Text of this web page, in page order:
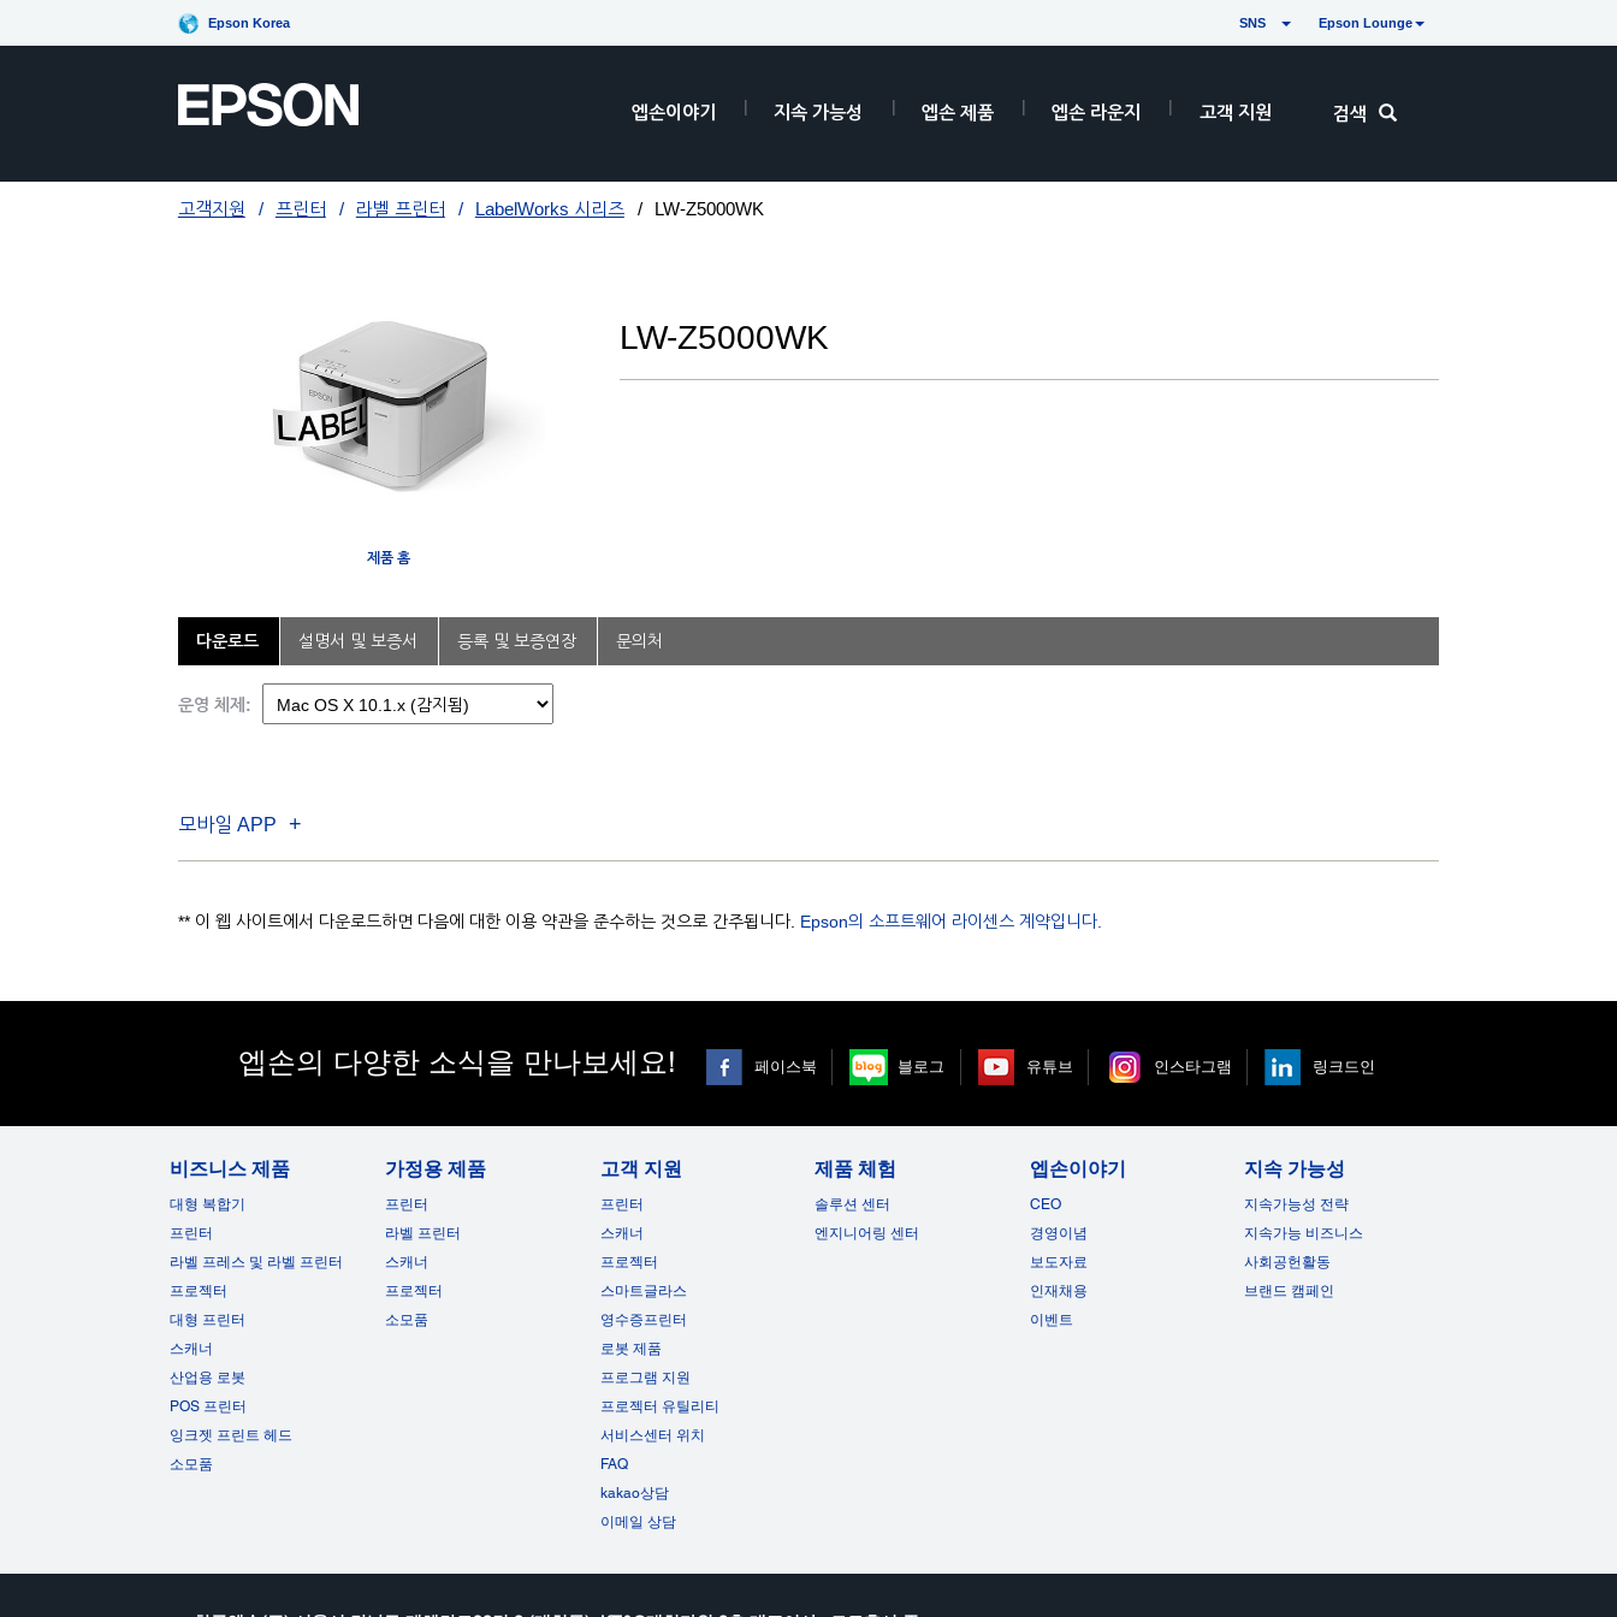
Epson Korea SNS Epson Lounge
엡손이야기 지속 가능성 엡손 제품 엡손 라운지 고객 지원 검색
고객지원 프린터 라벨 프린터 LabelWorks 시리즈 LW-Z5000WK
제품 홈
LW-Z5000WK
다운로드 설명서 및 보증서 등록 및 보증연장 문의처
운영 체제:
모바일 APP
** 이 웹 사이트에서 다운로드하면 다음에 대한 이용 약관을 준수하는 것으로 간주됩니다. Epson의 소프트웨어 라이센스 계약입니다.
엡손의 다양한 소식을 만나보세요! 페이스북 블로그 유튜브 인스타그램 링크드인
비즈니스 제품
대형 복합기
프린터
라벨 프레스 및 라벨 프린터
프로젝터
대형 프린터
스캐너
산업용 로봇
POS 프린터
잉크젯 프린트 헤드
소모품
가정용 제품
프린터
라벨 프린터
스캐너
프로젝터
소모품
고객 지원
프린터
스캐너
프로젝터
스마트글라스
영수증프린터
로봇 제품
프로그램 지원
프로젝터 유틸리티
서비스센터 위치
FAQ
kakao상담
이메일 상담
제품 체험
솔루션 센터
엔지니어링 센터
엡손이야기
CEO
경영이념
보도자료
인재채용
이벤트
지속 가능성
지속가능성 전략
지속가능 비즈니스
사회공헌활동
브랜드 캠페인